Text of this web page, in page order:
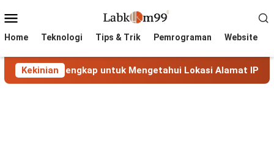
to
Menu
Home Teknologi Tips & Trik Pemrograman Website
Kekinian
Lengkap untuk Mengetahui Lokasi Alamat IP